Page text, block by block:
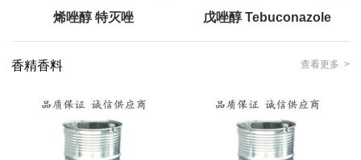
烯唑醇 特灭唑 戊唑醇 Tebuconazole
香精香料 查看更多 >